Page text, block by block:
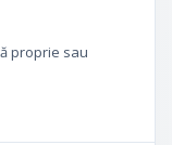
proprie sau